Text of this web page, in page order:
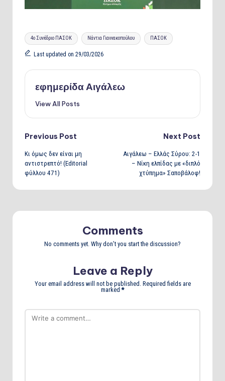
Tags:
4ο Συνέδριο ΠΑΣΟΚ Νάντια Γιαννακοπούλου ΠΑΣΟΚ
Last updated on 29/03/2026
εφημερίδα Αιγάλεω
View All Posts
Post
navigation
Previous Post
Κι όμως δεν είναι μη
αντιστρεπτό! (Editorial
φύλλου 471)
Next Post
Αιγάλεω – Ελλάς Σύρου: 2-1
– Νίκη ελπίδας με «διπλό
χτύπημα» Σαποβάλοφ!
Comments
No comments yet. Why don’t you start the discussion?
Leave a Reply
Your email address will not be published. Required fields are
marked*